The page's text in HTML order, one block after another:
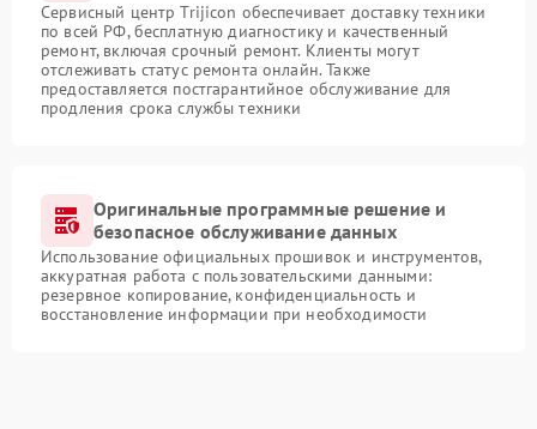
Сервисный центр Trijicon обеспечивает доставку техники
по всей РФ, бесплатную диагностику и качественный
ремонт, включая срочный ремонт. Клиенты могут
отслеживать статус ремонта онлайн. Также
предоставляется постгарантийное обслуживание для
продления срока службы техники
Оригинальные программные решение и
безопасное обслуживание данных
Использование официальных прошивок и инструментов,
аккуратная работа с пользовательскими данными:
резервное копирование, конфиденциальность и
восстановление информации при необходимости